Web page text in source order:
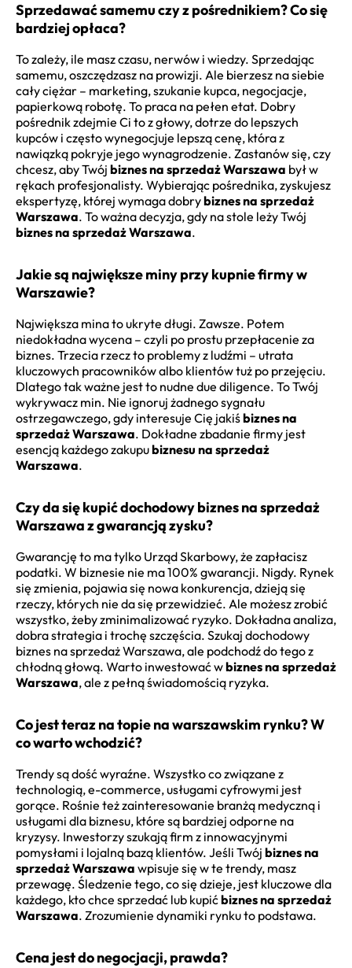
Sprzedawać samemu czy z pośrednikiem? Co się
bardziej opłaca?
To zależy, ile masz czasu, nerwów i wiedzy. Sprzedając
samemu, oszczędzasz na prowizji. Ale bierzesz na siebie
cały ciężar – marketing, szukanie kupca, negocjacje,
papierkową robotę. To praca na pełen etat. Dobry
pośrednik zdejmie Ci to z głowy, dotrze do lepszych
kupców i często wynegocjuje lepszą cenę, która z
nawiązką pokryje jego wynagrodzenie. Zastanów się, czy
chcesz, aby Twój biznes na sprzedaż Warszawa był w
rękach profesjonalisty. Wybierając pośrednika, zyskujesz
ekspertyzę, której wymaga dobrybiznes na sprzedaż
Warszawa. To ważna decyzja, gdy na stole leży Twój
biznes na sprzedaż Warszawa.
Jakie są największe miny przy kupnie firmy w
Warszawie?
Największa mina to ukryte długi. Zawsze. Potem
niedokładna wycena – czyli po prostu przepłacenie za
biznes. Trzecia rzecz to problemy z ludźmi – utrata
kluczowych pracowników albo klientów tuż po przejęciu.
Dlatego tak ważne jest to nudne due diligence. To Twój
wykrywacz min. Nie ignoruj żadnego sygnału
ostrzegawczego, gdy interesuje Cię jakiśbiznes na
sprzedaż Warszawa. Dokładne zbadanie firmy jest
esencją każdego zakupubiznesu na sprzedaż
Warszawa.
Czy da się kupić dochodowy biznes na sprzedaż
Warszawa z gwarancją zysku?
Gwarancję to ma tylko Urząd Skarbowy, że zapłacisz
podatki. W biznesie nie ma 100% gwarancji. Nigdy. Rynek
się zmienia, pojawia się nowa konkurencja, dzieją się
rzeczy, których nie da się przewidzieć. Ale możesz zrobić
wszystko, żeby zminimalizować ryzyko. Dokładna analiza,
dobra strategia i trochę szczęścia. Szukaj dochodowy
biznes na sprzedaż Warszawa, ale podchodź do tego z
chłodną głową. Warto inwestować wbiznes na sprzedaż
Warszawa, ale z pełną świadomością ryzyka.
Co jest teraz na topie na warszawskim rynku? W
co warto wchodzić?
Trendy są dość wyraźne. Wszystko co związane z
technologią, e-commerce, usługami cyfrowymi jest
gorące. Rośnie też zainteresowanie branżą medyczną i
usługami dla biznesu, które są bardziej odporne na
kryzysy. Inwestorzy szukają firm z innowacyjnymi
pomysłami i lojalną bazą klientów. Jeśli Twój biznes na
sprzedaż Warszawa wpisuje się w te trendy, masz
przewagę. Śledzenie tego, co się dzieje, jest kluczowe dla
każdego, kto chce sprzedać lub kupićbiznes na sprzedaż
Warszawa. Zrozumienie dynamiki rynku to podstawa.
Cena jest do negocjacji, prawda?